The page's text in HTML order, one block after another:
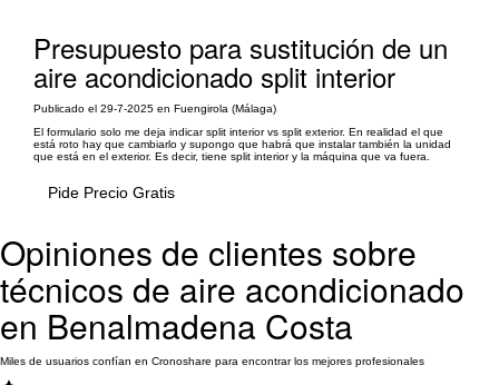
Presupuesto para sustitución de un
aire acondicionado split interior
Publicado el 29-7-2025 en Fuengirola (Málaga)
El formulario solo me deja indicar split interior vs split exterior. En realidad el que
está roto hay que cambiarlo y supongo que habrá que instalar también la unidad
que está en el exterior. Es decir, tiene split interior y la máquina que va fuera.
Pide Precio Gratis
Opiniones de clientes sobre
técnicos de aire acondicionado
en Benalmadena Costa
Miles de usuarios confían en Cronoshare para encontrar los mejores profesionales